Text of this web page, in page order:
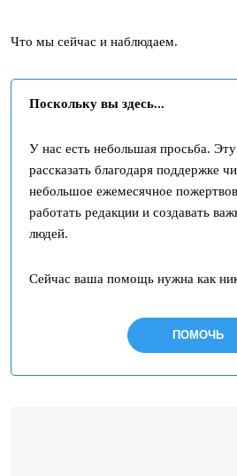
Что мы сейчас и наблюдаем.
Поскольку вы здесь...
У нас есть небольшая просьба.
рассказать благодаря поддержке
небольшое ежемесячное
работать редакции и создавать
людей.
Сейчас ваша помощь нужна как
ПОМОЧЬ